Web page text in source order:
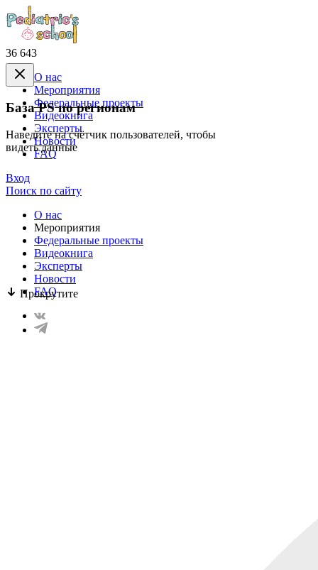
36 643
База PS по регионам
Наведите на счётчик пользователей, чтобы
видеть данные
Прокрутите
О нас
Mероприятия
Федеральные проекты
Видеокнига
Эксперты
Новости
FAQ
Вход
Поиск по сайту
О нас
Mероприятия
Федеральные проекты
Видеокнига
Эксперты
Новости
FAQ